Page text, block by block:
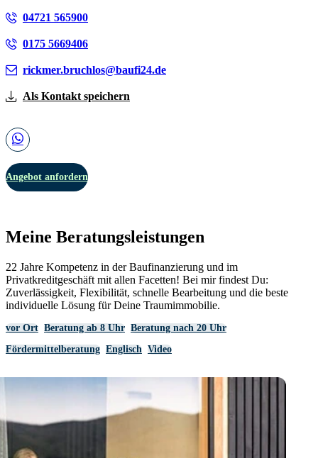
04721 565900
0175 5669406
rickmer.bruchlos@baufi24.de
Als Kontakt speichern
Angebot anfordern
Meine Beratungsleistungen
22 Jahre Kompetenz in der Baufinanzierung und im
Privatkreditgeschäft mit allen Facetten! Bei mir findest Du:
Zuverlässigkeit, Flexibilität, schnelle Bearbeitung und die beste
individuelle Lösung für Deine Traumimmobilie.
vor Ort Beratung ab 8 Uhr Beratung nach 20 Uhr
Fördermittelberatung Englisch Video